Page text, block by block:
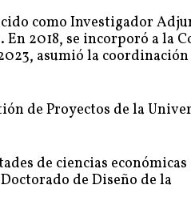
como Investigador
2018, se incorporó a la
asumió la
de Proyectos de la
de ciencias económicas
de Diseño de la